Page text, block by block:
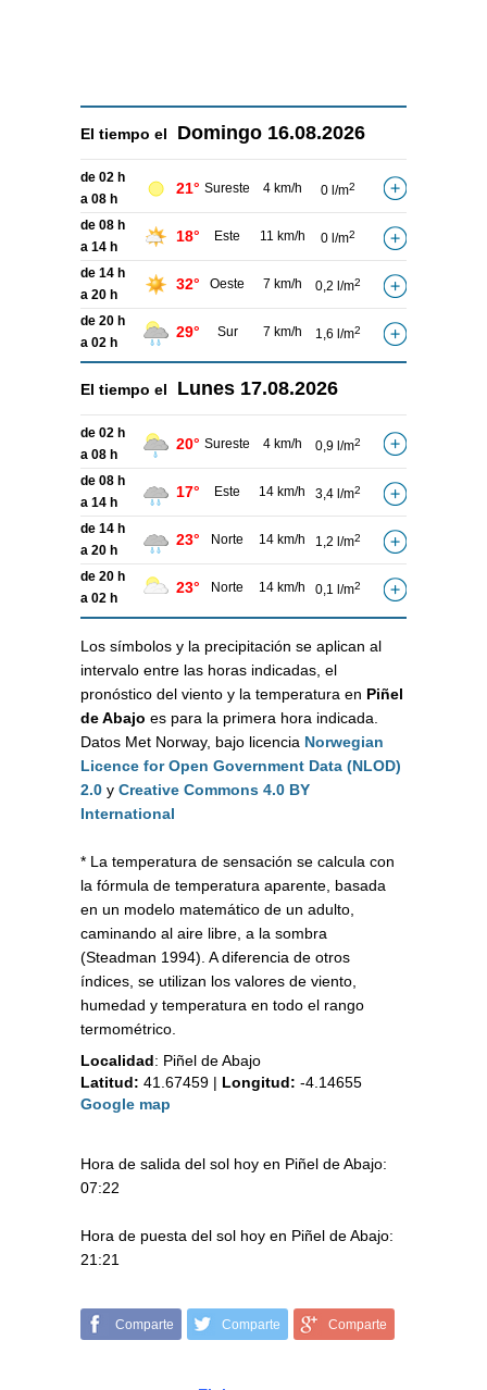
El tiempo el Domingo 16.08.2026
de 02 h
a 08 h
21° Sureste 4 km/h 0 l/m2
de 08 h
a 14 h
18° Este 11 km/h 0 l/m2
de 14 h
a 20 h
32° Oeste 7 km/h 0,2 l/m2
de 20 h
a 02 h
29° Sur 7 km/h 1,6 l/m2
El tiempo el Lunes 17.08.2026
de 02 h
a 08 h
20° Sureste 4 km/h 0,9 l/m2
de 08 h
a 14 h
17° Este 14 km/h 3,4 l/m2
de 14 h
a 20 h
23° Norte 14 km/h 1,2 l/m2
de 20 h
a 02 h
23° Norte 14 km/h 0,1 l/m2
Los símbolos y la precipitación se aplican al
intervalo entre las horas indicadas, el
pronóstico del viento y la temperatura en Piñel
de Abajo es para la primera hora indicada.
Datos Met Norway, bajo licencia Norwegian
Licence for Open Government Data (NLOD)
2.0 y Creative Commons 4.0 BY
International
* La temperatura de sensación se calcula con
la fórmula de temperatura aparente, basada
en un modelo matemático de un adulto,
caminando al aire libre, a la sombra
(Steadman 1994). A diferencia de otros
índices, se utilizan los valores de viento,
humedad y temperatura en todo el rango
termométrico.
Localidad: Piñel de Abajo
Latitud: 41.67459 | Longitud: -4.14655
Google map
Hora de salida del sol hoy en Piñel de Abajo:
07:22
Hora de puesta del sol hoy en Piñel de Abajo:
21:21
Comparte Comparte Comparte